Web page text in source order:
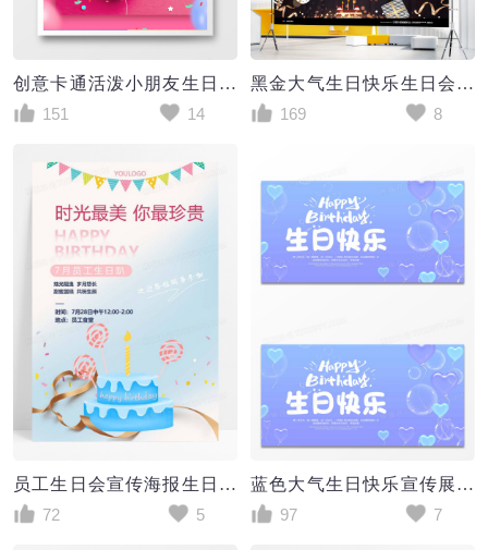
创意卡通活泼小朋友生日快乐海报设计
151
14
黑金大气生日快乐生日会展板设计
169
8
员工生日会宣传海报生日快乐
72
5
蓝色大气生日快乐宣传展板设计
97
7